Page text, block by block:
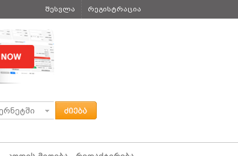
შესვლა რეგისტრაცია